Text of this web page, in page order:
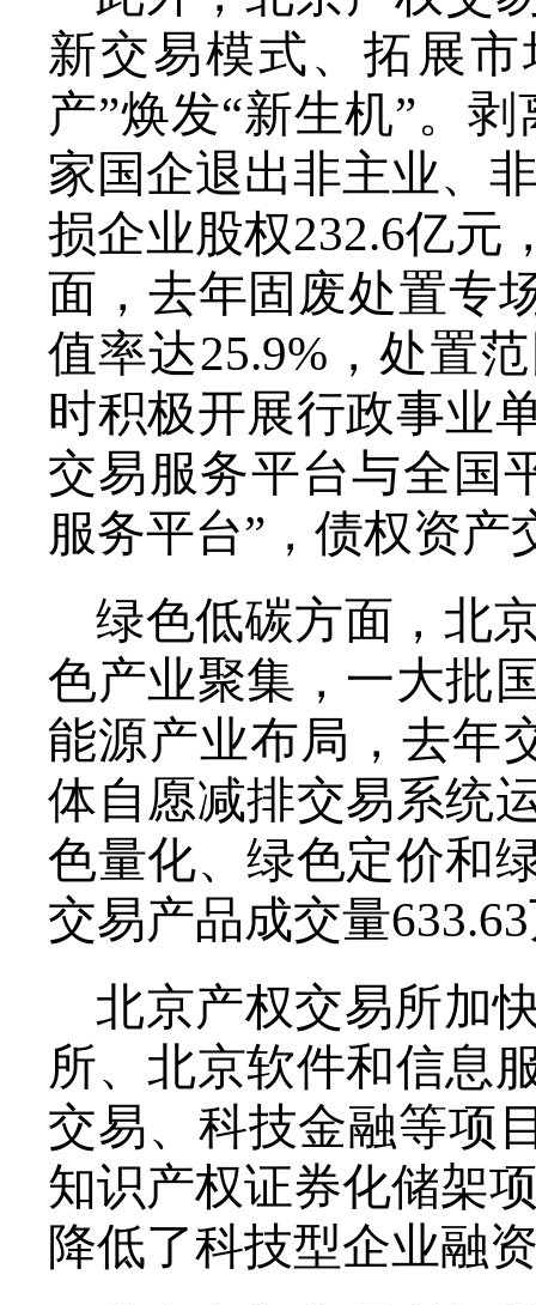
新交易模式、拓展
产”焕发“新生机”。
家国企退出非主业、
损企业股权232.6亿元
面，去年固废处置专
值率达25.9%，处置
时积极开展行政事业
交易服务平台与全国
服务平台”，债权资
绿色低碳方面，北
色产业聚集，一大批
能源产业布局，去年
体自愿减排交易系统
色量化、绿色定价和
交易产品成交量
北京产权交易所加
所、北京软件和信息
交易、科技金融等项
知识产权证券化储架
降低了科技型企业融